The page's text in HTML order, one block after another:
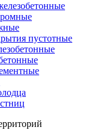
пустотные